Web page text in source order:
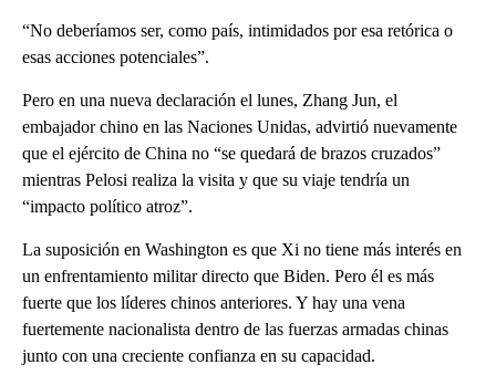
“No deberíamos ser, como país, intimidados por esa retórica o
esas acciones potenciales”.
Pero en una nueva declaración el lunes, Zhang Jun, el
embajador chino en las Naciones Unidas, advirtió nuevamente
que el ejército de China no “se quedará de brazos cruzados”
mientras Pelosi realiza la visita y que su viaje tendría un
“impacto político atroz”.
La suposición en Washington es que Xi no tiene más interés en
un enfrentamiento militar directo que Biden. Pero él es más
fuerte que los líderes chinos anteriores. Y hay una vena
fuertemente nacionalista dentro de las fuerzas armadas chinas
junto con una creciente confianza en su capacidad.